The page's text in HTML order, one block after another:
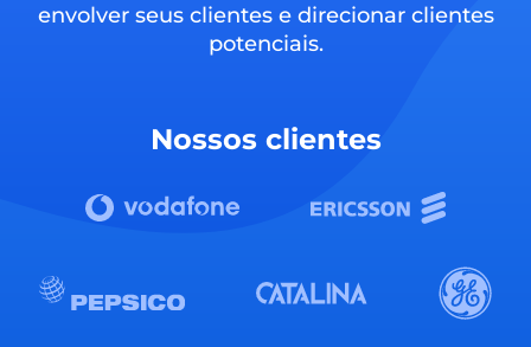
envolver seus clientes e direcionar clientes
potenciais.
Nossos clientes